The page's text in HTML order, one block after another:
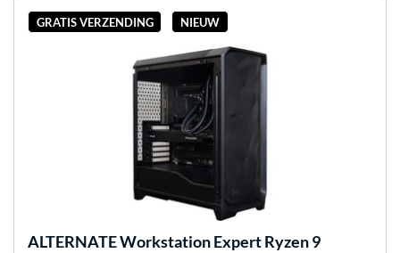
GRATIS VERZENDING NIEUW
ALTERNATEWorkstation Expert Ryzen 9